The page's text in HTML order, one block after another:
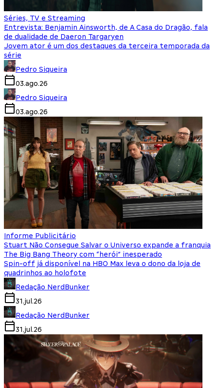
Séries, TV e Streaming
Entrevista: Benjamin Ainsworth, de A Casa do Dragão, fala
de dualidade de Daeron Targaryen
Jovem ator é um dos destaques da terceira temporada da
série
Pedro Siqueira
03.ago.26
Pedro Siqueira
03.ago.26
Informe Publicitário
Stuart Não Consegue Salvar o Universo expande a franquia
The Big Bang Theory com “herói” inesperado
Spin-off já disponível na HBO Max leva o dono da loja de
quadrinhos ao holofote
Redação NerdBunker
31.jul.26
Redação NerdBunker
31.jul.26